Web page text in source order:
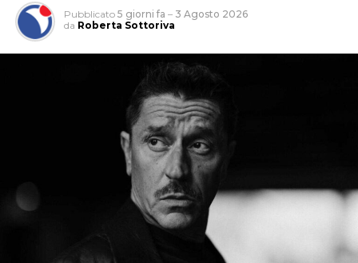
Pubblicato 5 giorni fa – 3 Agosto 2026
da Roberta Sottoriva